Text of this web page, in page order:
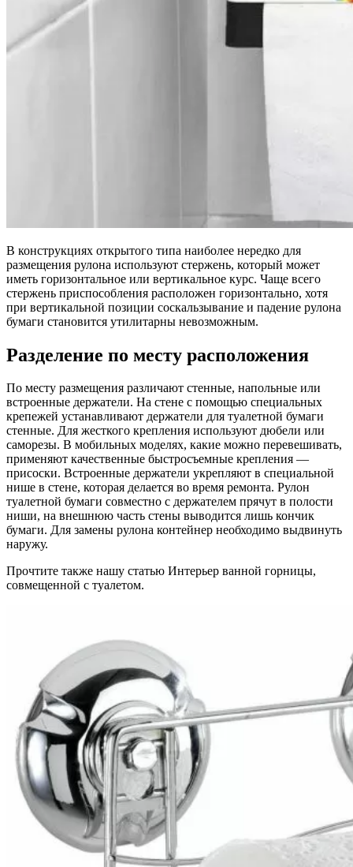
В конструкциях открытого типа наиболее нередко для
размещения рулона используют стержень, который может
иметь горизонтальное или вертикальное курс. Чаще всего
стержень приспособления расположен горизонтально, хотя
при вертикальной позиции соскальзывание и падение рулона
бумаги становится утилитарны невозможным.
Разделение по месту расположения
По месту размещения различают стенные, напольные или
встроенные держатели. На стене с помощью специальных
крепежей устанавливают держатели для туалетной бумаги
стенные. Для жесткого крепления используют дюбели или
саморезы. В мобильных моделях, какие можно перевешивать,
применяют качественные быстросъемные крепления —
присоски. Встроенные держатели укрепляют в специальной
нише в стене, которая делается во время ремонта. Рулон
туалетной бумаги совместно с держателем прячут в полости
ниши, на внешнюю часть стены выводится лишь кончик
бумаги. Для замены рулона контейнер необходимо выдвинуть
наружу.
Прочтите также нашу статью Интерьер ванной горницы,
совмещенной с туалетом.